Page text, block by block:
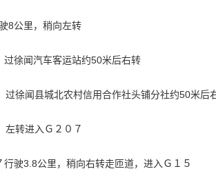
8公里，稍向左转
过徐闻汽车客运站约50米后右转
过徐闻县城北农村信用合作社头铺分社约50米后
左转进入Ｇ２０７
行驶3.8公里，稍向右转走匝道，进入Ｇ１５